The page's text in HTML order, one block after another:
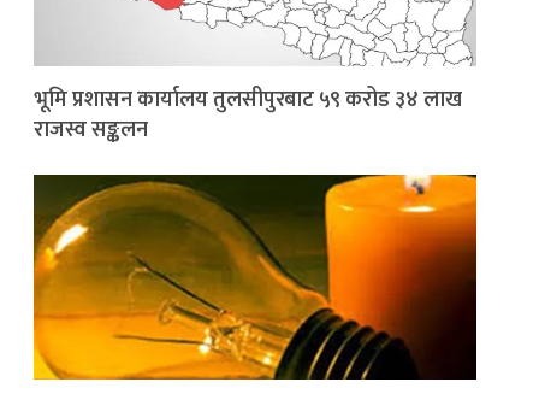
भूमि प्रशासन कार्यालय तुलसीपुरबाट ५९ करोड ३४ लाख
राजस्व सङ्कलन